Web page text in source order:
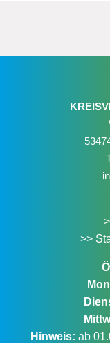
>>
Hinweis: ab